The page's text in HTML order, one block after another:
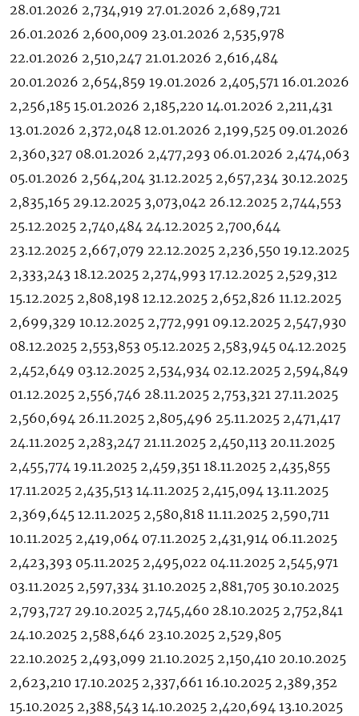
28.01.2026 2,734,919 27.01.2026 2,689,721
26.01.2026 2,600,009 23.01.2026 2,535,978
22.01.2026 2,510,247 21.01.2026 2,616,484
20.01.2026 2,654,859 19.01.2026 2,405,571 16.01.2026
2,256,185 15.01.2026 2,185,220 14.01.2026 2,211,431
13.01.2026 2,372,048 12.01.2026 2,199,525 09.01.2026
2,360,327 08.01.2026 2,477,293 06.01.2026 2,474,063
05.01.2026 2,564,204 31.12.2025 2,657,234 30.12.2025
2,835,165 29.12.2025 3,073,042 26.12.2025 2,744,553
25.12.2025 2,740,484 24.12.2025 2,700,644
23.12.2025 2,667,079 22.12.2025 2,236,550 19.12.2025
2,333,243 18.12.2025 2,274,993 17.12.2025 2,529,312
15.12.2025 2,808,198 12.12.2025 2,652,826 11.12.2025
2,699,329 10.12.2025 2,772,991 09.12.2025 2,547,930
08.12.2025 2,553,853 05.12.2025 2,583,945 04.12.2025
2,452,649 03.12.2025 2,534,934 02.12.2025 2,594,849
01.12.2025 2,556,746 28.11.2025 2,753,321 27.11.2025
2,560,694 26.11.2025 2,805,496 25.11.2025 2,471,417
24.11.2025 2,283,247 21.11.2025 2,450,113 20.11.2025
2,455,774 19.11.2025 2,459,351 18.11.2025 2,435,855
17.11.2025 2,435,513 14.11.2025 2,415,094 13.11.2025
2,369,645 12.11.2025 2,580,818 11.11.2025 2,590,711
10.11.2025 2,419,064 07.11.2025 2,431,914 06.11.2025
2,423,393 05.11.2025 2,495,022 04.11.2025 2,545,971
03.11.2025 2,597,334 31.10.2025 2,881,705 30.10.2025
2,793,727 29.10.2025 2,745,460 28.10.2025 2,752,841
24.10.2025 2,588,646 23.10.2025 2,529,805
22.10.2025 2,493,099 21.10.2025 2,150,410 20.10.2025
2,623,210 17.10.2025 2,337,661 16.10.2025 2,389,352
15.10.2025 2,388,543 14.10.2025 2,420,694 13.10.2025